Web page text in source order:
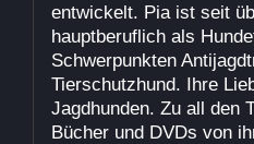
entwickelt. Pia ist seit
hauptberuflich als
Schwerpunkten
Tierschutzhund. Ihre
Jagdhunden. Zu all den
Bücher und DVDs von